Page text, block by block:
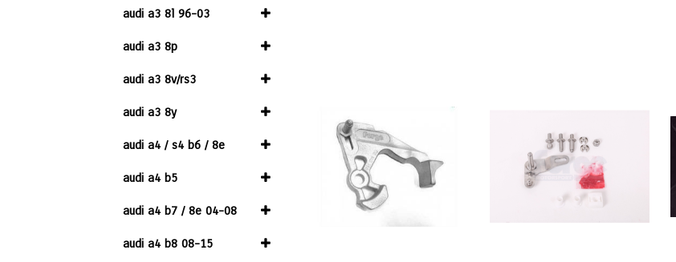
audi a3 8l 96-03
audi a3 8p
audi a3 8v/rs3
audi a3 8y
audi a4 / s4 b6 / 8e
audi a4 b5
audi a4 b7 / 8e 04-08
audi a4 b8 08-15